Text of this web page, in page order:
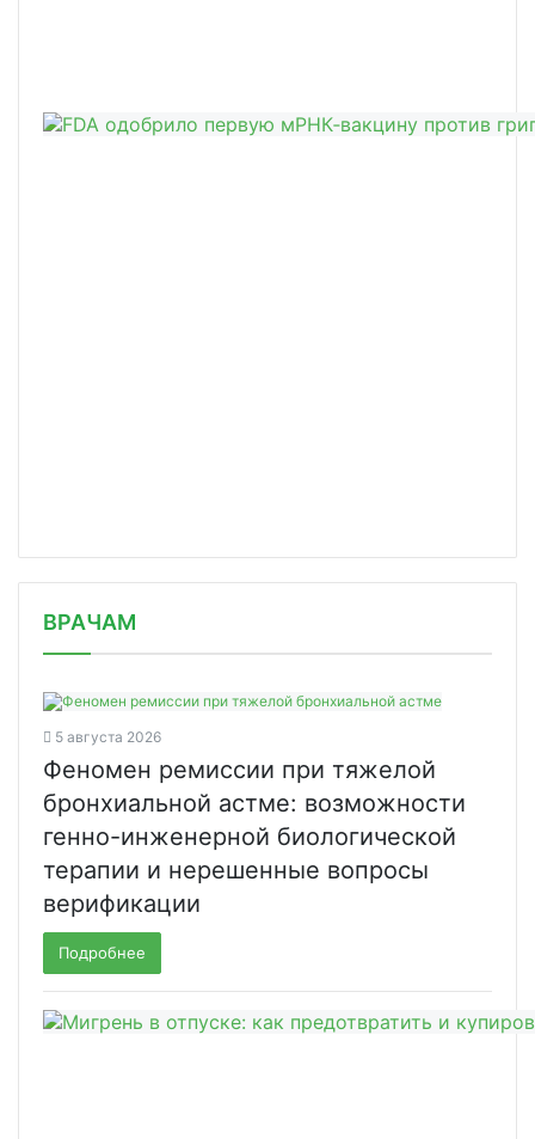
ВРАЧАМ
5 августа 2026
Феномен ремиссии при тяжелой
бронхиальной астме: возможности
генно-инженерной биологической
терапии и нерешенные вопросы
верификации
Подробнее